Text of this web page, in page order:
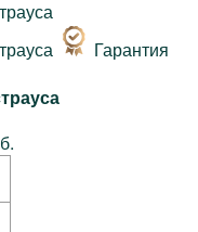
Гарантия